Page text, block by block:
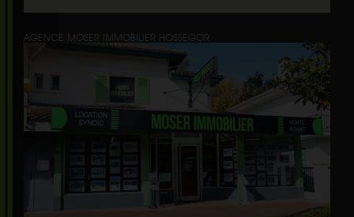
AGENCE MOSER IMMOBILIER HOSSEGOR